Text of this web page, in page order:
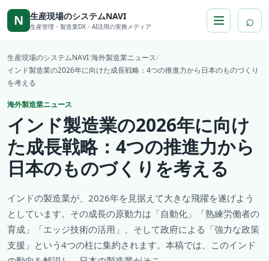
本文へ移動
N 生産現場のシステムNAVI
生産管理・製造業DX・AI活用の実務メディア ⌕
生産現場のシステムNAVI/海外製造業ニュース/
インド製造業の2026年に向けた成長戦略：4つの推進力から日本のものづくり
を考える
海外製造業ニュース
インド製造業の2026年に向け
た成長戦略：4つの推進力から
日本のものづくりを考える
インドの製造業が、2026年を見据えて大きな飛躍を遂げよう
としています。その成長の原動力は「自動化」「熟練労働者の
育成」「エッジ技術の活用」、そして政府による「強力な政策
支援」という4つの柱に集約されます。本稿では、このインド